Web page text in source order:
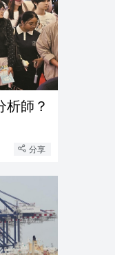
析師？
分享